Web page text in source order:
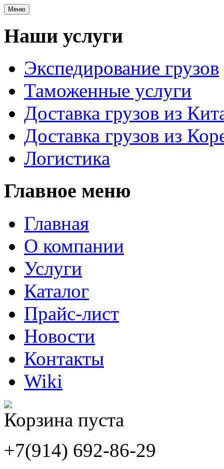
Меню
Наши услуги
Экспедирование грузов
Таможенные услуги
Доставка грузов из
Доставка грузов из
Логистика
Главное меню
Главная
О компании
Услуги
Каталог
Прайс-лист
Новости
Контакты
Wiki
Корзина пуста
+7(914) 692-86-29